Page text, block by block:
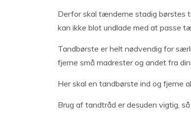
Derfor skal tænderne stadig børstes
kan ikke blot undlade med at passe
Tandbørste er helt nødvendig for
fjerne små madrester og andet fra
Her skal en tandbørste ind og fjerne
Brug af tandtråd er desuden vigtig,